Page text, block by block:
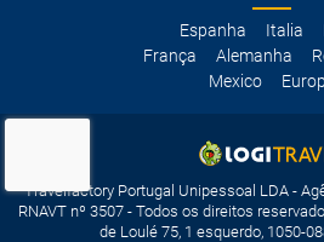
Espanha Italia
França
Alemanha
Mexico
Travelfactory Portugal Unipessoal LDA -
RNAVT nº 3507 - Todos os direitos
de Loulé 75, 1 esquerdo, 1050-